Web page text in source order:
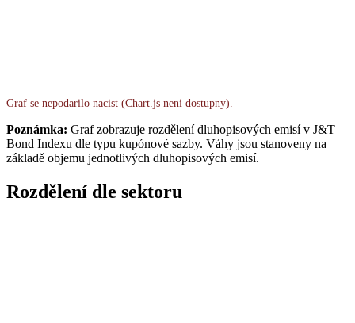
Graf se nepodarilo nacist (Chart.js neni dostupny).
Poznámka: Graf zobrazuje rozdělení dluhopisových emisí v J&T
Bond Indexu dle typu kupónové sazby. Váhy jsou stanoveny na
základě objemu jednotlivých dluhopisových emisí.
Rozdělení dle sektoru